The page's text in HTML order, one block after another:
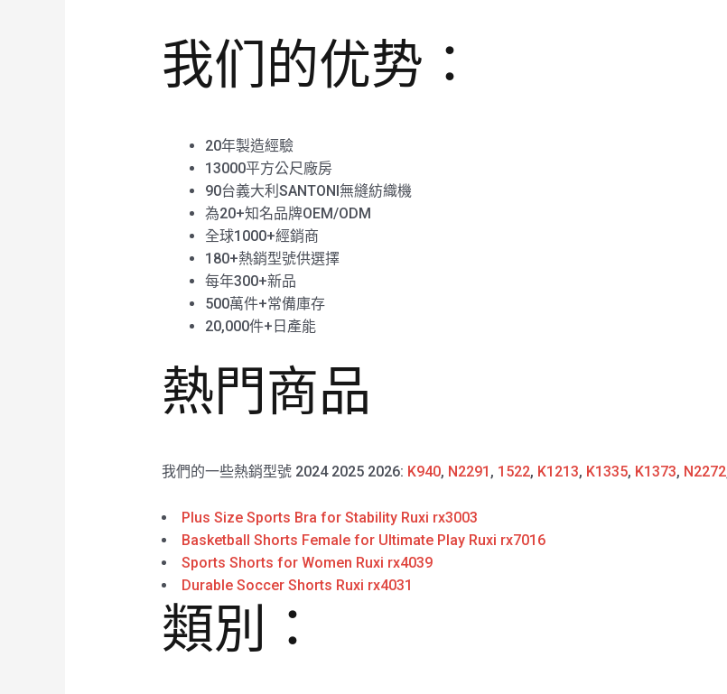
我们的优势：
20年製造經驗
13000平方公尺廠房
90台義大利SANTONI無縫紡織機
為20+知名品牌OEM/ODM
全球1000+經銷商
180+熱銷型號供選擇
每年300+新品
500萬件+常備庫存
20,000件+日產能
熱門商品
我們的一些熱銷型號 2024 2025 2026: K940, N2291 , 1522, K1213, K1335, K1373, N2272
Plus Size Sports Bra for Stability Ruxi rx3003
Basketball Shorts Female for Ultimate Play Ruxi rx7016
Sports Shorts for Women Ruxi rx4039
Durable Soccer Shorts Ruxi rx4031
類別：